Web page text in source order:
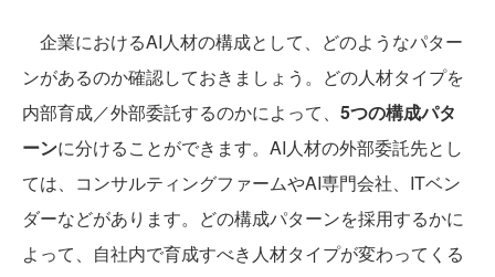
企業におけるAI人材の構成として、どのようなパター
ンがあるのか確認しておきましょう。どの人材タイプを
内部育成／外部委託するのかによって、 5つの構成パタ
ーンに分けることができます。AI人材の外部委託先とし
ては、コンサルティングファームやAI専門会社、ITベン
ダーなどがあります。どの構成パターンを採用するかに
よって、自社内で育成すべき人材タイプが変わってくる